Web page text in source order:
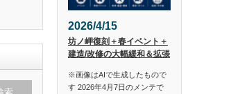
2026/4/15
坊ノ岬復刻＋春イベント＋
建造/改修の大幅緩和＆拡張
※画像はAIで生成したもので
す 2026年4月7日のメンテで